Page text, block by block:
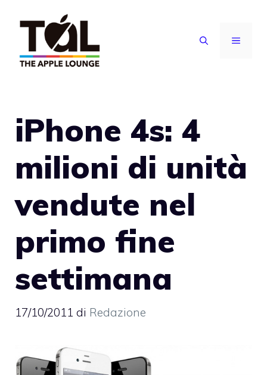
contenuto
MENU
iPhone 4s: 4
milioni di unità
vendute nel
primo fine
settimana
17/10/2011 di Redazione